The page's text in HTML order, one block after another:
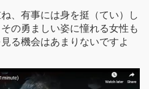
、有事には身を挺（てい）し
の勇ましい姿に憧れる女性も
る機会はあまりないですよ